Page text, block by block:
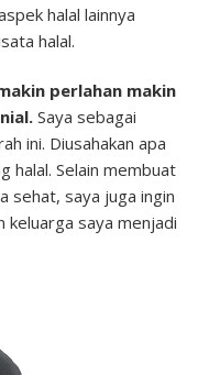
halal lainnya
halal.
perlahan makin
Saya sebagai
ini. Diusahakan apa
halal. Selain membuat
sehat, saya juga ingin
keluarga saya menjadi